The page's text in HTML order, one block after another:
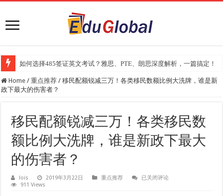
2025年《澳洲金融评论报》大学排名出炉：一份关乎本地就业与声誉的
Home / 重点推荐 / 移民配额锐减三万！各类移民数额比例大洗牌，谁是新
政下最大的伤害者？
移民配额锐减三万！各类移民数
额比例大洗牌，谁是新政下最大
的伤害者？
lois 2019年3月22日 重点推荐
移
已关闭评论
911 Views